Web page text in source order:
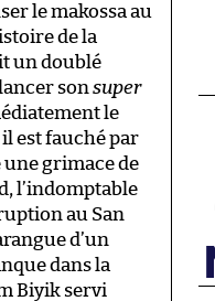
le makossa au
de la
un doublé
son super
le
il est fauché par
une grimace de
l’indomptable
au San
d’un
dans la
Biyik servi